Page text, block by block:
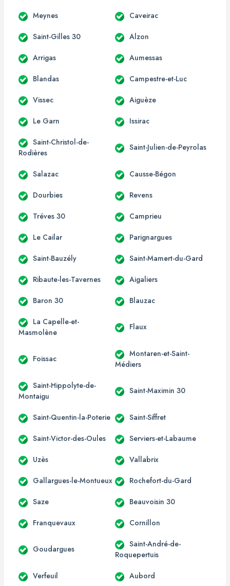
Meynes Caveirac
Saint-Gilles 30 Alzon
Arrigas Aumessas
Blandas Campestre-et-Luc
Vissec Aiguèze
Le Garn Issirac
Saint-Christol-de-
Rodières
Saint-Julien-de-Peyrolas
Salazac Causse-Bégon
Dourbies Revens
Tréves 30 Camprieu
Le Cailar Parignargues
Saint-Bauzély Saint-Mamert-du-Gard
Ribaute-les-Tavernes Aigaliers
Baron 30 Blauzac
La Capelle-et-
Masmolène
Flaux
Foissac
Montaren-et-Saint-
Médiers
Saint-Hippolyte-de-
Montaigu
Saint-Maximin 30
Saint-Quentin-la-Poterie Saint-Siffret
Saint-Victor-des-Oules Serviers-et-Labaume
Uzès Vallabrix
Gallargues-le-Montueux Rochefort-du-Gard
Saze Beauvoisin 30
Franquevaux Cornillon
Goudargues
Saint-André-de-
Roquepertuis
Verfeuil Aubord